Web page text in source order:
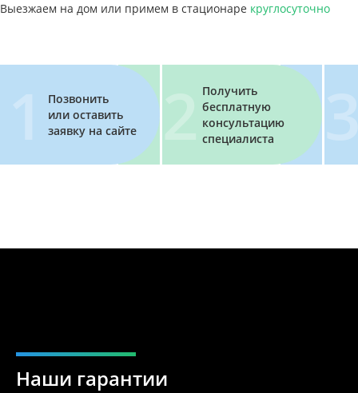
Выезжаем на дом или примем в стационаре круглосуточно
Позвонить
или оставить
заявку на сайте
Получить
бесплатную
консультацию
специалиста
Наши гарантии